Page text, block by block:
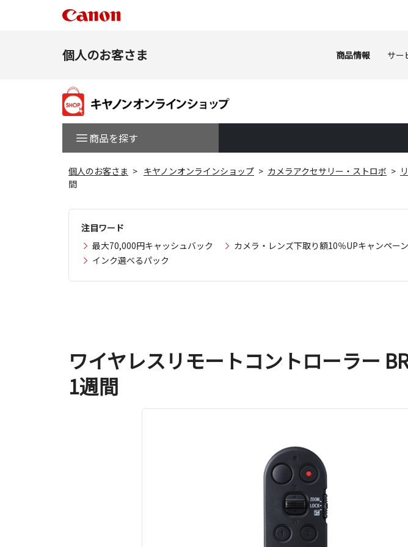
個人のお客さま 商品情報 サー
商品を探す
個人のお客さま キヤノンオンラインショップ カメラアクセサリー・ストロボ
間
注目ワード
最大70,000円キャッシュバック
カメラ・レンズ下取り額10％UPキャンペーン
インク選べるパック
ワイヤレスリモートコントローラー
1週間